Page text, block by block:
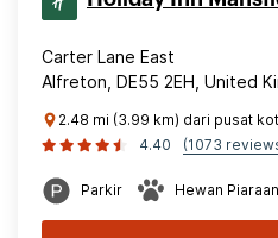
Carter Lane East
Alfreton, DE55 2EH, United
2.48 mi (3.99 km) dari pusat
4.40
(1073
Parkir Hewan